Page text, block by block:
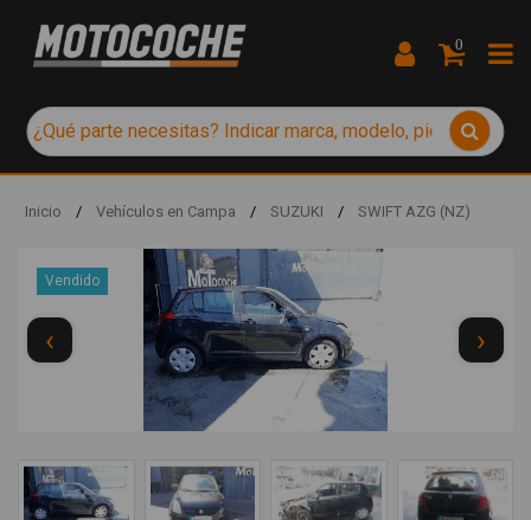
0
Inicio / Vehículos en Campa / SUZUKI / SWIFT AZG (NZ)
Vendido
‹ ›